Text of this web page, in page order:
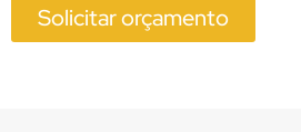
Solicitar orçamento